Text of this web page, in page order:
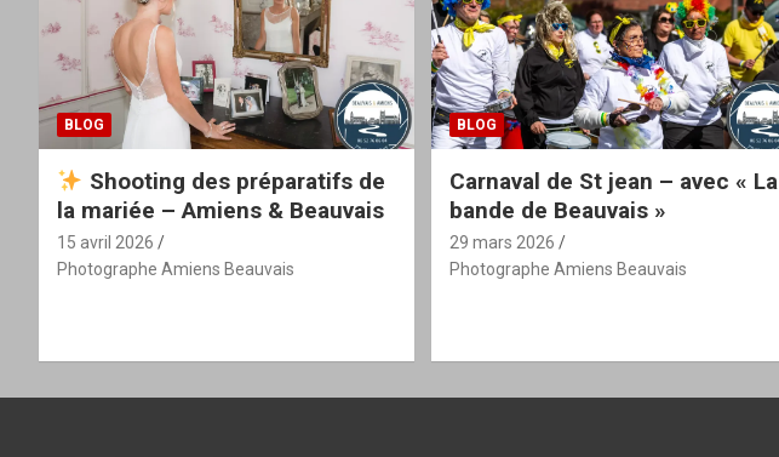
BLOG
Shooting des préparatifs de
la mariée – Amiens & Beauvais
15 avril 2026
Photographe Amiens Beauvais
BLOG
Carnaval de St jean – avec « La
bande de Beauvais »
29 mars 2026
Photographe Amiens Beauvais